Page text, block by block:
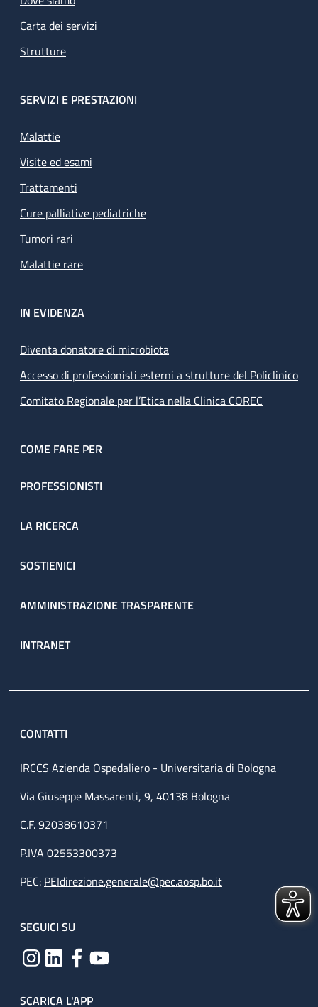
Carta dei servizi
Strutture
SERVIZI E PRESTAZIONI
Malattie
Visite ed esami
Trattamenti
Cure palliative pediatriche
Tumori rari
Malattie rare
IN EVIDENZA
Diventa donatore di microbiota
Accesso di professionisti esterni a strutture del Policlinico
Comitato Regionale per l’Etica nella Clinica COREC
COME FARE PER
PROFESSIONISTI
LA RICERCA
SOSTIENICI
AMMINISTRAZIONE TRASPARENTE
INTRANET
CONTATTI
IRCCS Azienda Ospedaliero - Universitaria di Bologna
Via Giuseppe Massarenti, 9, 40138 Bologna
C.F. 92038610371
P.IVA 02553300373
PEC: PEIdirezione.generale@pec.aosp.bo.it
SEGUICI SU
SCARICA L'APP